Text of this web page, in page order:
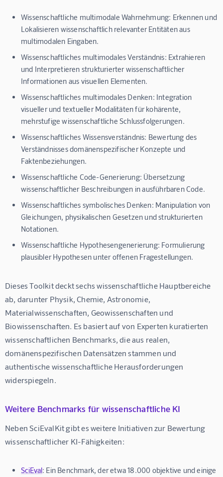
Wissenschaftliche multimodale Wahrnehmung: Erkennen und
Lokalisieren wissenschaftlich relevanter Entitäten aus
multimodalen Eingaben.
Wissenschaftliches multimodales Verständnis: Extrahieren
und Interpretieren strukturierter wissenschaftlicher
Informationen aus visuellen Elementen.
Wissenschaftliches multimodales Denken: Integration
visueller und textueller Modalitäten für kohärente,
mehrstufige wissenschaftliche Schlussfolgerungen.
Wissenschaftliches Wissensverständnis: Bewertung des
Verständnisses domänenspezifischer Konzepte und
Faktenbeziehungen.
Wissenschaftliche Code-Generierung: Übersetzung
wissenschaftlicher Beschreibungen in ausführbaren Code.
Wissenschaftliches symbolisches Denken: Manipulation von
Gleichungen, physikalischen Gesetzen und strukturierten
Notationen.
Wissenschaftliche Hypothesengenerierung: Formulierung
plausibler Hypothesen unter offenen Fragestellungen.
Dieses Toolkit deckt sechs wissenschaftliche Hauptbereiche
ab, darunter Physik, Chemie, Astronomie,
Materialwissenschaften, Geowissenschaften und
Biowissenschaften. Es basiert auf von Experten kuratierten
wissenschaftlichen Benchmarks, die aus realen,
domänenspezifischen Datensätzen stammen und
authentische wissenschaftliche Herausforderungen
widerspiegeln.
Weitere Benchmarks für wissenschaftliche KI
Neben SciEvalKit gibt es weitere Initiativen zur Bewertung
wissenschaftlicher KI-Fähigkeiten:
SciEval: Ein Benchmark, der etwa 18.000 objektive und einige